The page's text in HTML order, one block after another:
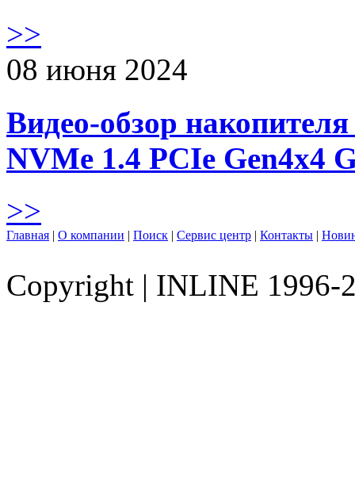
>>
08 июня 2024
Видео-обзор
NVMe 1.4 PCIe Gen4х4
>>
Главная | О компании | Поиск | Сервис центр | Контакты |
Copyright | INLINE 1996-